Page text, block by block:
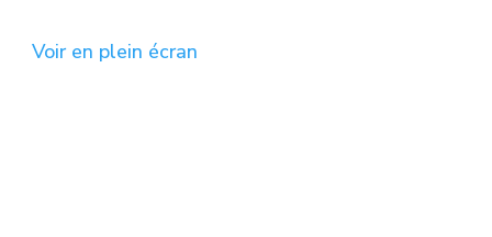
Voir en plein écran